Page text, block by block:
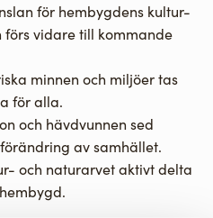
för hembygdens kultur-
vidare till kommande
minnen och miljöer tas
för alla.
och hävdvunnen sed
av samhället.
och naturarvet aktivt delta